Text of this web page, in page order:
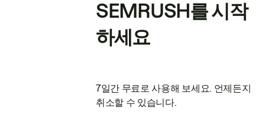
SEMRUSH를 시작
하세요
7일간 무료로 사용해 보세요. 언제든지
취소할 수 있습니다.